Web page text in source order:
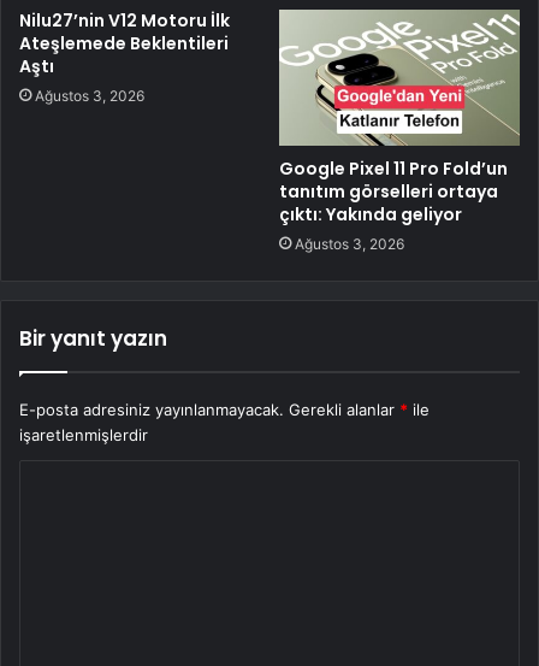
Nilu27’nin V12 Motoru İlk
Ateşlemede Beklentileri
Aştı
Ağustos 3, 2026
Google Pixel 11 Pro Fold’un
tanıtım görselleri ortaya
çıktı: Yakında geliyor
Ağustos 3, 2026
Bir yanıt yazın
E-posta adresiniz yayınlanmayacak. Gerekli alanlar * ile
işaretlenmişlerdir